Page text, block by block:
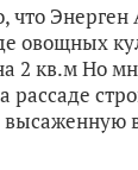
что
овощных
2 кв.м Но
рассаде
высаженную